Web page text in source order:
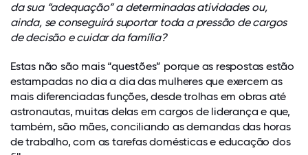
da sua “adequação” a determinadas atividades ou,
ainda, se conseguirá suportar toda a pressão de cargos
de decisão e cuidar da família?
Estas não são mais “questões” porque as respostas estão
estampadas no dia a dia das mulheres que exercem as
mais diferenciadas funções, desde trolhas em obras até
astronautas, muitas delas em cargos de liderança e que,
também, são mães, conciliando as demandas das horas
de trabalho, com as tarefas domésticas e educação dos